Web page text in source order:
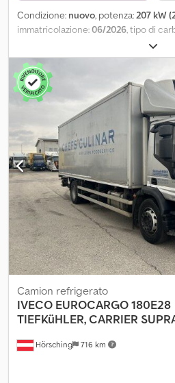
Condizione: nuovo, potenza:207 kW
immatricolazione:06/2026, tipo di
,
passo:4.820 mm, carburante:diesel,
carburante:
,
tipo di ingranaggio:
meccanico ,
sospensione:acciaio, lunghezza
2.500 mm, altezza totale:2.830
2026
, Equipaggiamento: Bluetooth,
opzioni e accessori = - Sospensione
Tendina parasole = Ulteriori
Numero di cilindri: 6 Cilindrata: 6.700
marce, manuale Configurazione
295/80R22.5 Freni: a disco
sterzante Crsdpfx Afezru Auevof Pesi
Carico utile: 12.810 kg Peso totale:
Hörsching 716 km
Camion refrigerato
IVECO EUROCARGO 180E28
TIEFKüHLER, CARRIER